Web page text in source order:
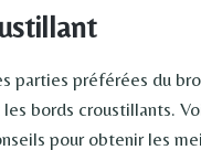
parties préférées du
bords croustillants.
pour obtenir les